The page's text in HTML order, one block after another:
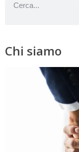
Chi siamo